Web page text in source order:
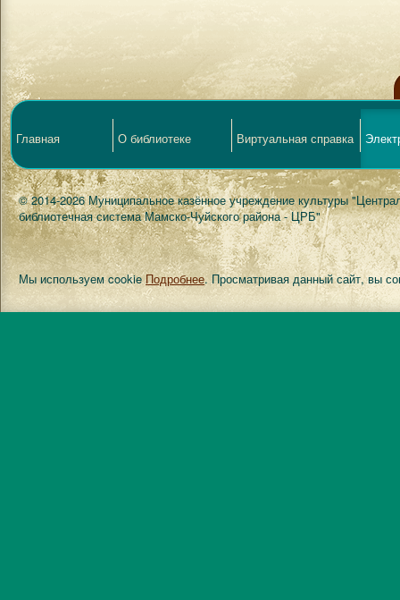
Главная О библиотеке Виртуальная справка
© 2014-2026 Муниципальное казённое учреждение культуры
библиотечная система Мамско-Чуйского района - ЦРБ"
Мы используем cookieПодробнее. Просматривая данный сайт, вы